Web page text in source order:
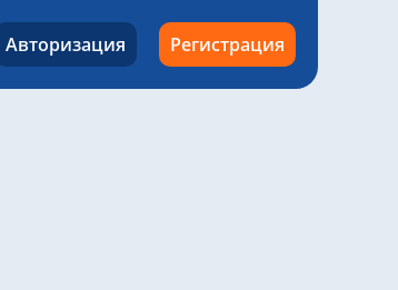
Авторизация Регистрация